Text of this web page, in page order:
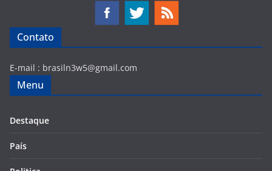
Contato
E-mail : brasiln3w5@gmail.com
Menu
Destaque
País